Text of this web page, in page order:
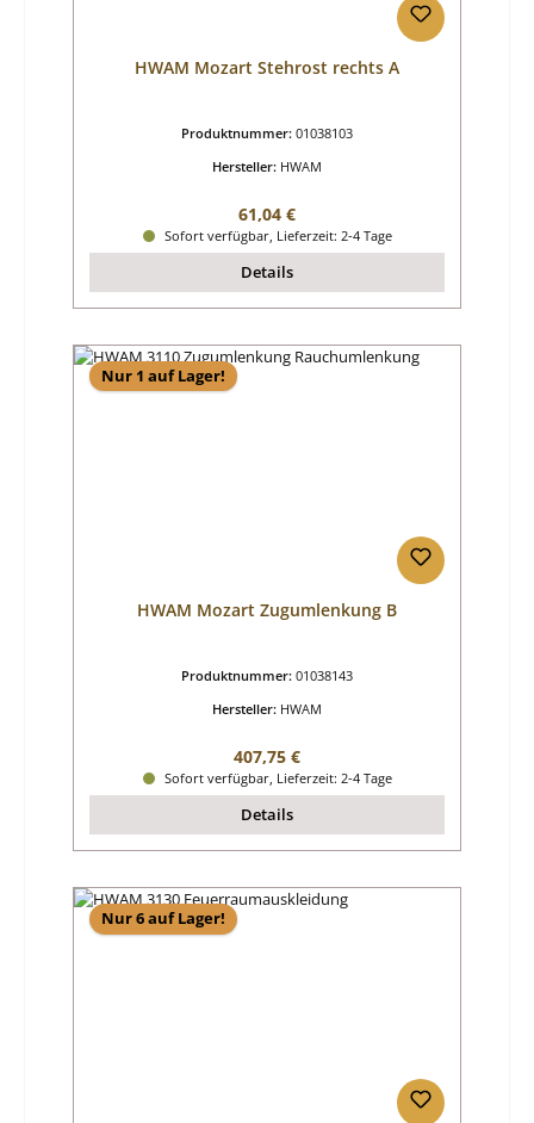
HWAM Mozart Stehrost rechts A
Produktnummer: 01038103
Hersteller: HWAM
Regulärer Preis:
61,04 €
Sofort verfügbar, Lieferzeit: 2-4 Tage
Details
Nur 1 auf Lager!
HWAM Mozart Zugumlenkung B
Produktnummer: 01038143
Hersteller: HWAM
Regulärer Preis:
407,75 €
Sofort verfügbar, Lieferzeit: 2-4 Tage
Details
Nur 6 auf Lager!